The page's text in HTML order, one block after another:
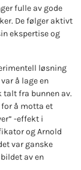
er fulle av gode
De følger aktivt
ekspertise og
løsning
å lage en
fra bunnen av.
å motta et
-effekt i
og Arnold
var ganske
av en